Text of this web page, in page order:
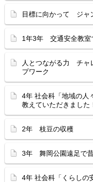
目標に向かって ジャ
1年3年 交通安全教室
人とつながる力 チャ
プワーク
4年 社会科「地域の人
教えていただきました
2年 枝豆の収穫
3年 舞岡公園遠足で昔
4年 社会科「くらしの